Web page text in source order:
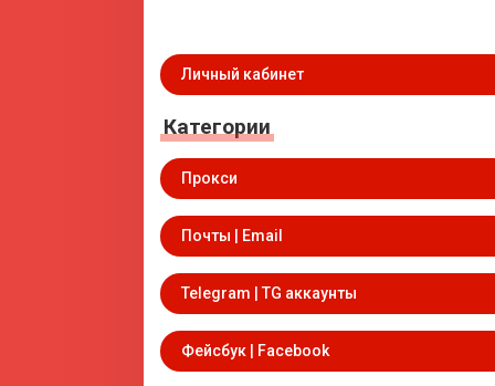
Личный кабинет
Категории
Прокси
Почты | Email
Telegram | TG аккаунты
Фейсбук | Facebook